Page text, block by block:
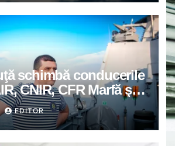
schimbă conducerile
CNIR, CFR Marfă şi
Metrorex
EDITOR